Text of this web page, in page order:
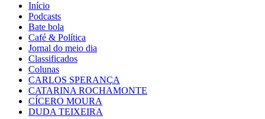
Início
Podcasts
Bate bola
Café & Política
Jornal do meio dia
Classificados
Colunas
CARLOS SPERANÇA
CATARINA ROCHAMONTE
CÍCERO MOURA
DUDA TEIXEIRA